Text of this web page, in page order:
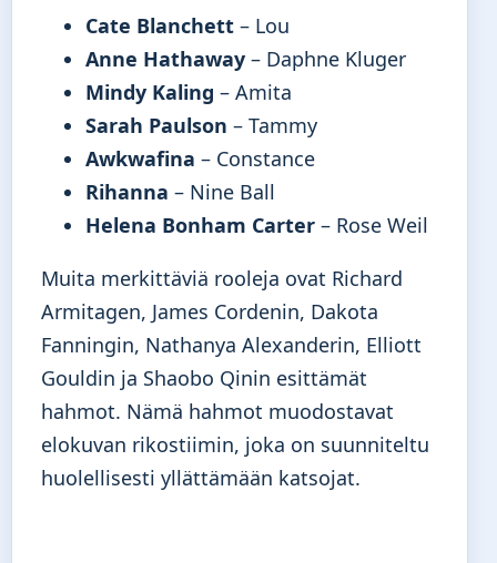
Cate Blanchett – Lou
Anne Hathaway – Daphne Kluger
Mindy Kaling – Amita
Sarah Paulson – Tammy
Awkwafina – Constance
Rihanna – Nine Ball
Helena Bonham Carter – Rose Weil
Muita merkittäviä rooleja ovat Richard
Armitagen, James Cordenin, Dakota
Fanningin, Nathanya Alexanderin, Elliott
Gouldin ja Shaobo Qinin esittämät
hahmot. Nämä hahmot muodostavat
elokuvan rikostiimin, joka on suunniteltu
huolellisesti yllättämään katsojat.